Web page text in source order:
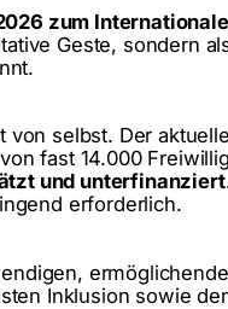
zum
Geste, sondern
selbst. Der
fast 14.000
und unterfinanziert
erforderlich.
Inklusion sowie